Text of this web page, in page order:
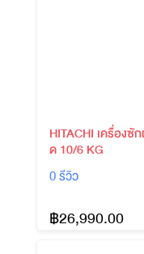
HITACHI เครื่อง
ด 10/6 KG
0 รีวิว
฿26,990.00